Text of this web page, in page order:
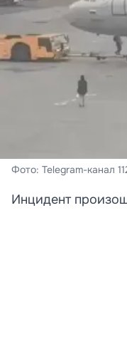
Фото: Telegram-канал
Инцидент